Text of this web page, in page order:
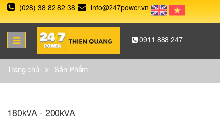
(028) 38 82 82 38 info@247power.vn
0911 888 247
Trang chủ Sản Phẩm
180kVA - 200kVA